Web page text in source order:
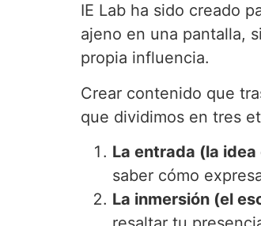
IE Lab ha sido creado
ajeno en una pantalla,
propia influencia.
Crear contenido que
que dividimos en tres
La entrada (la
saber cómo
La inmersión (el